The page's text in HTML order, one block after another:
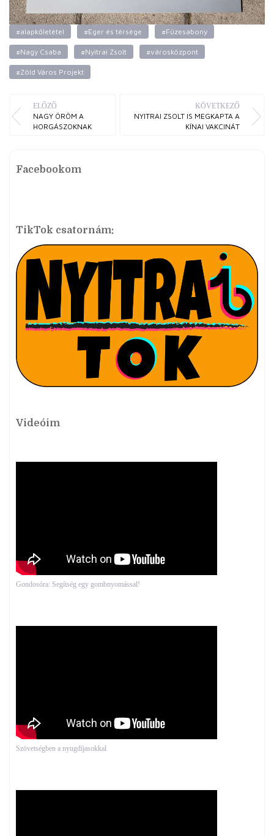
#alapkőletétel #Eger és térsége #Füzesabony
#Nagy Csaba #Nyitrai Zsolt #városközpont
#Zöld Város Projekt
ELŐZŐ
NAGY ÖRÖM A
HORGÁSZOKNAK
KÖVETKEZŐ
NYITRAI ZSOLT IS MEGKAPTA A
KÍNAI VAKCINÁT
Facebookom
TikTok csatornám:
Videóim
Gondosóra: Segítség egy gombnyomással!
Szövetségben a nyugdíjasokkal